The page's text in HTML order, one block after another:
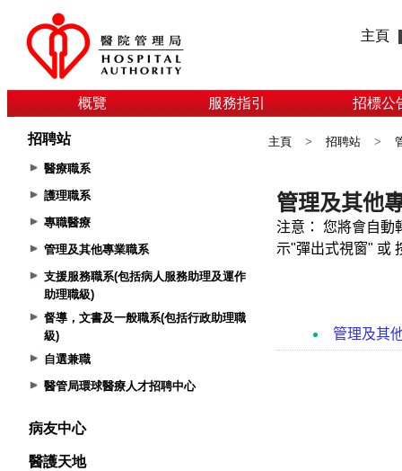
主頁
概覽 服務指引 招標公
招聘站
醫療職系
護理職系
專職醫療
管理及其他專業職系
支援服務職系(包括病人服務助理及運作
助理職級)
督導，文書及一般職系(包括行政助理職
級)
自選兼職
醫管局環球醫療人才招聘中心
病友中心
醫護天地
主頁 > 招聘站 >